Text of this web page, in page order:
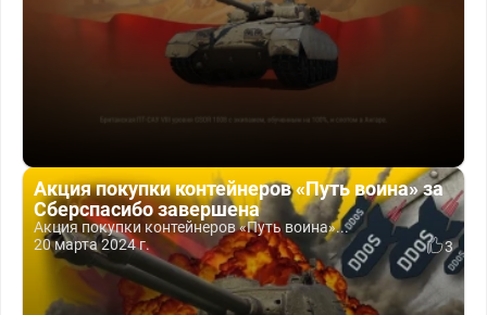
Акция покупки контейнеров «Путь воина» за
Сберспасибо завершена
Акция покупки контейнеров «Путь воина»...
20 марта 2024 г.
3